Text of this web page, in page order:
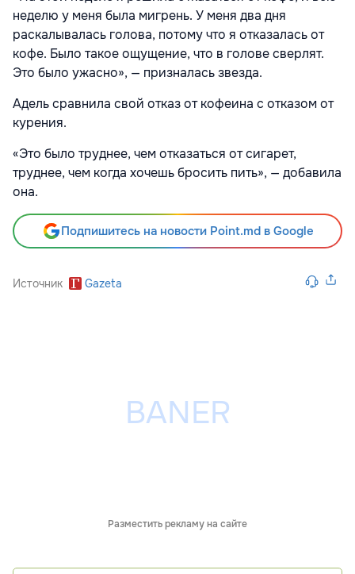
неделю у меня была мигрень. У меня два дня
раскалывалась голова, потому что я отказалась от
кофе. Было такое ощущение, что в голове сверлят.
Это было ужасно», — призналась звезда.
Адель сравнила свой отказ от кофеина с отказом от
курения.
«Это было труднее, чем отказаться от сигарет,
труднее, чем когда хочешь бросить пить», — добавила
она.
Подпишитесь на новости Point.md в Google
Источник Gazeta
Разместить рекламу на сайте